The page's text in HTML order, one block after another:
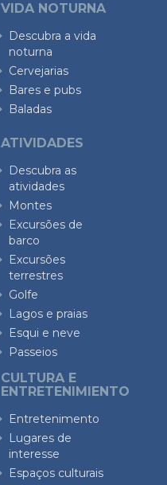
VIDA NOTURNA
Descubra a vida
noturna
Cervejarias
Bares e pubs
Baladas
ATIVIDADES
Descubra as
atividades
Montes
Excursões de
barco
Excursões
terrestres
Golfe
Lagos e praias
Esqui e neve
Passeios
CULTURA E
ENTRETENIMIENTO
Entretenimento
Lugares de
interesse
Espaços culturais